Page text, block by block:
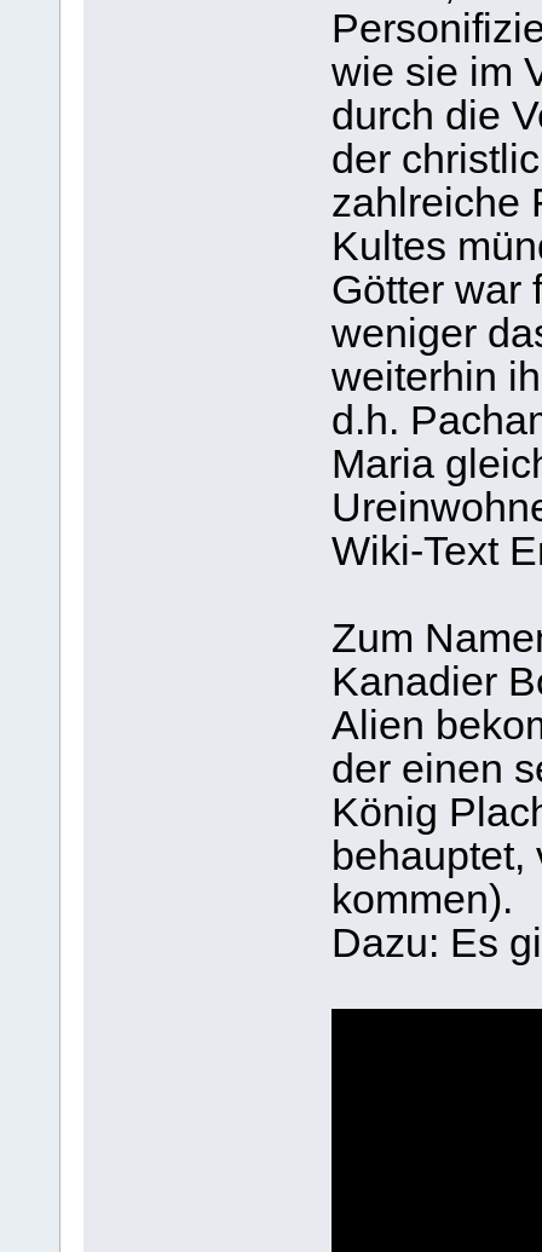
wie sie im
durch die
der
zahlreiche
Kultes
Götter war
weniger
weiterhin
d.h.
Maria
Wiki-Text
Zum
Kanadier
Alien
der einen
König
kommen).
Dazu: Es